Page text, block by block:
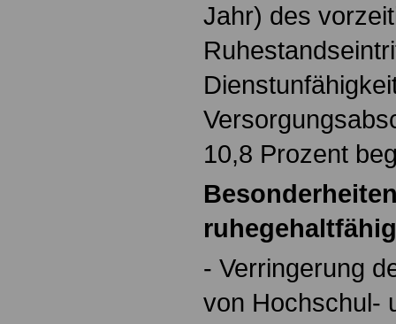
Jahr) des
10,8 Prozent
- Verringerung
von Hochschul-